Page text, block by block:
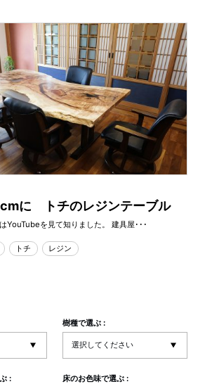
に トチのレジンテーブル
YouTubeを見て知りました。 建具屋･･･
トチ レジン
樹種で選ぶ :
: 床のお色味で選ぶ :